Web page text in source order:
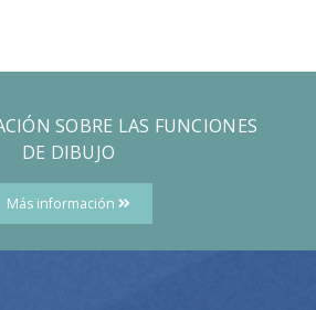
SOBRE LAS FUNCIONES
DE DIBUJO
Más información